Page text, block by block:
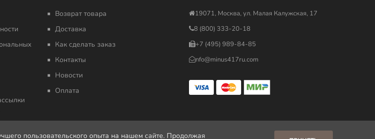
Возврат товара
Доставка
Как сделать заказ
Контакты
Новости
Оплата
19071, Москва, ул. Малая Калужская, 17
8 (800) 333-20-18
+7 (495) 989-84-85
nfo@minus417ru.com
пользовательского опыта на нашем сайте. Продолжая